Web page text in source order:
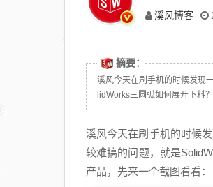
溪风博客
摘要：
溪风今天在刷手机的时候发现
lidWorks三圆弧如何展开下料
溪风今天在刷手机的时候
较难搞的问题，就是
产品，先来一个截图看看：